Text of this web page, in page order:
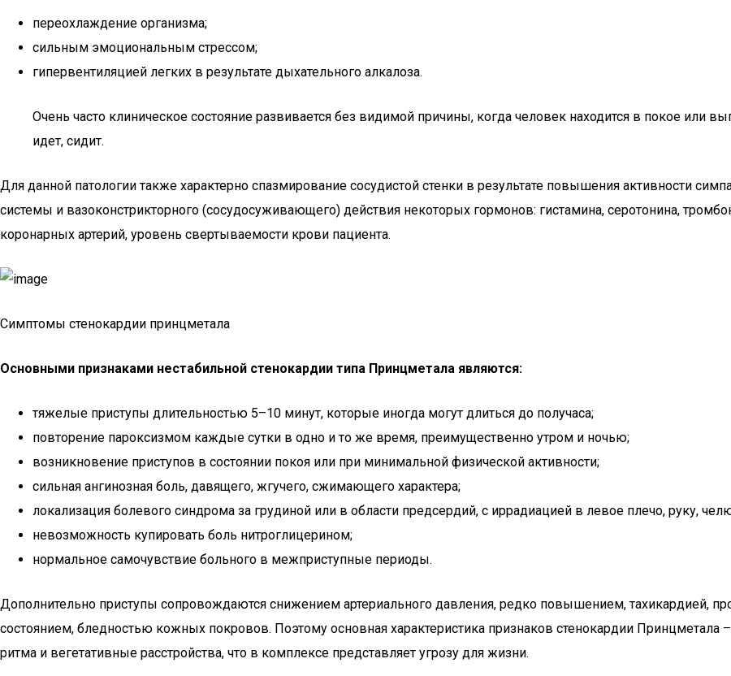
переохлаждение организма;
сильным эмоциональным стрессом;
гипервентиляцией легких в результате дыхательного алкалоза.
Очень часто клиническое состояние развивается без видимой причины, когда человек находится в покое или
идет, сидит.
Для данной патологии также характерно спазмирование сосудистой стенки в результате повышения активности
системы и вазоконстрикторного (сосудосуживающего) действия некоторых гормонов: гистамина, серотонина,
коронарных артерий, уровень свертываемости крови пациента.
Симптомы стенокардии принцметала
Основными признаками нестабильной стенокардии типа Принцметала являются:
тяжелые приступы длительностью 5–10 минут, которые иногда могут длиться до получаса;
повторение пароксизмом каждые сутки в одно и то же время, преимущественно утром и ночью;
возникновение приступов в состоянии покоя или при минимальной физической активности;
сильная ангинозная боль, давящего, жгучего, сжимающего характера;
локализация болевого синдрома за грудиной или в области предсердий, с иррадиацией в левое плечо, руку,
невозможность купировать боль нитроглицерином;
нормальное самочувствие больного в межприступные периоды.
Дополнительно приступы сопровождаются снижением артериального давления, редко повышением, тахикардией,
состоянием, бледностью кожных покровов. Поэтому основная характеристика признаков стенокардии Принцметала
ритма и вегетативные расстройства, что в комплексе представляет угрозу для жизни.